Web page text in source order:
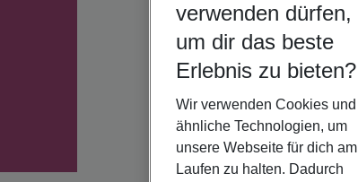
verwenden dürfen,
um dir das beste
Erlebnis zu bieten?
Wir verwenden Cookies und
ähnliche Technologien, um
unsere Webseite für dich am
Laufen zu halten. Dadurch